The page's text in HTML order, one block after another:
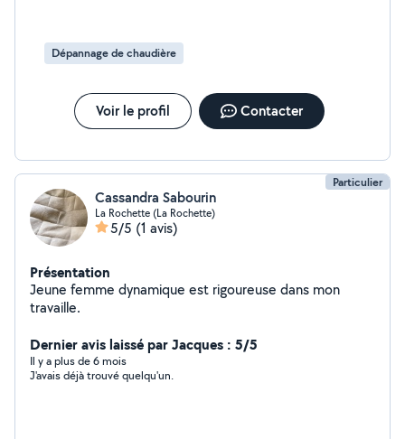
Dépannage de chaudière
Voir le profil Contacter
Particulier
Cassandra Sabourin
La Rochette (La Rochette)
5/5 (1 avis)
Présentation
Jeune femme dynamique est rigoureuse dans mon
travaille.
Dernier avis laissé par Jacques : 5/5
Il y a plus de 6 mois
J'avais déjà trouvé quelqu'un.